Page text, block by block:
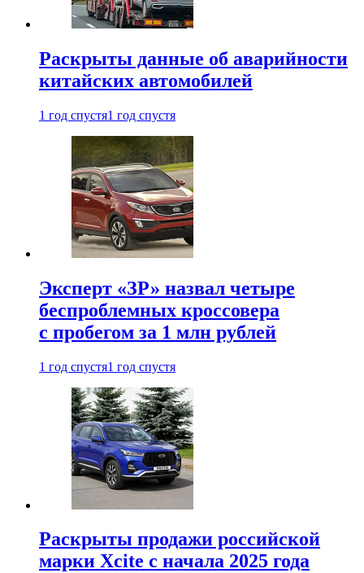
Раскрыты данные об аварийности
китайских автомобилей
1 год спустя1 год спустя
Эксперт «ЗР» назвал четыре
беспроблемных кроссовера
с пробегом за 1 млн рублей
1 год спустя1 год спустя
Раскрыты продажи российской
марки Xcite с начала 2025 года